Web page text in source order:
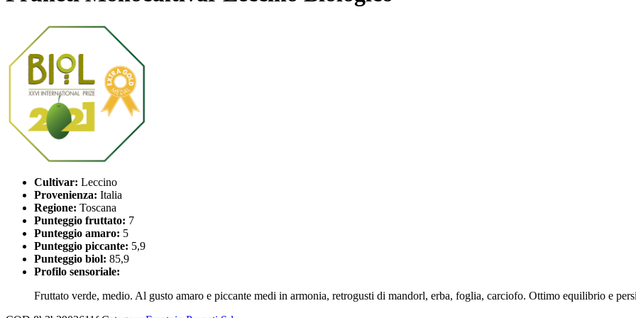
Cultivar: Leccino
Provenienza: Italia
Regione: Toscana
Punteggio fruttato: 7
Punteggio amaro: 5
Punteggio piccante: 5,9
Punteggio biol: 85,9
Profilo sensoriale:
Fruttato verde, medio. Al gusto amaro e piccante medi in armonia, retrogusti di mandorl, erba, foglia, carciofo. Ottimo equilibrio e